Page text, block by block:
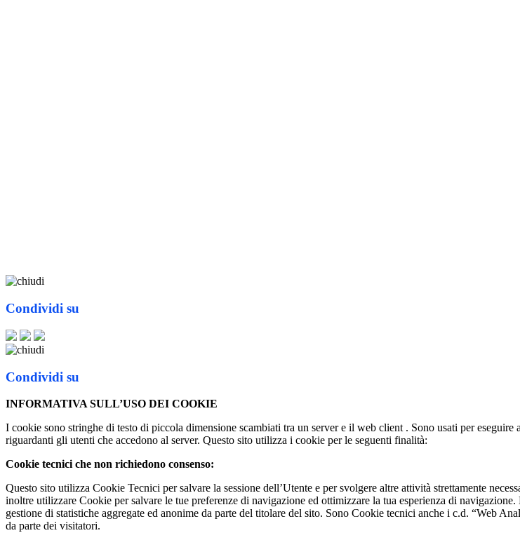
Condividi su
Condividi su
INFORMATIVA SULL’USO DEI COOKIE
I cookie sono stringhe di testo di piccola dimensione scambiati tra un server e il web client . Sono usati per
riguardanti gli utenti che accedono al server. Questo sito utilizza i cookie per le seguenti finalità:
Cookie tecnici che non richiedono consenso:
Questo sito utilizza Cookie Tecnici per salvare la sessione dell’Utente e per svolgere altre attività strettamente
inoltre utilizzare Cookie per salvare le tue preferenze di navigazione ed ottimizzare la tua esperienza di
gestione di statistiche aggregate ed anonime da parte del titolare del sito. Sono Cookie tecnici anche i c.d. “Web
da parte dei visitatori.